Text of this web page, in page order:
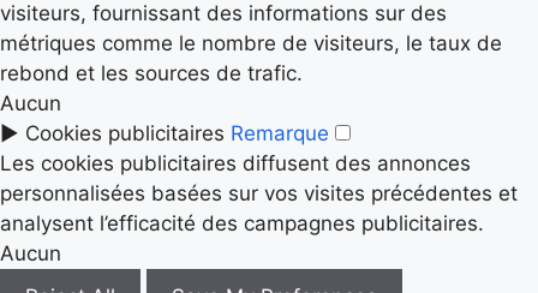
visiteurs, fournissant des informations sur des
métriques comme le nombre de visiteurs, le taux de
rebond et les sources de trafic.
Aucun
► Cookies publicitaires Remarque
Les cookies publicitaires diffusent des annonces
personnalisées basées sur vos visites précédentes et
analysent l’efficacité des campagnes publicitaires.
Aucun